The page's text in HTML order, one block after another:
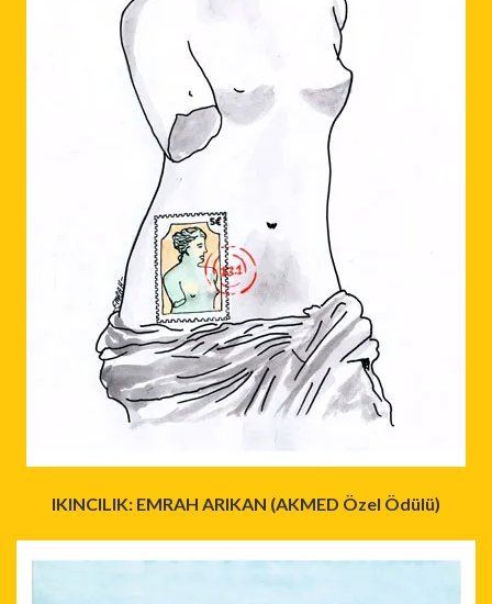
IKINCILIK: EMRAH ARIKAN (AKMED Özel Ödülü)